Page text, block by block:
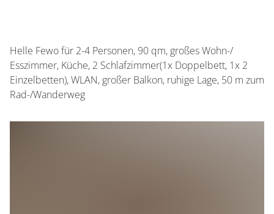
In ruhiger Lage
Helle Fewo für 2-4 Personen, 90 qm, großes Wohn-/
Esszimmer, Küche, 2 Schlafzimmer(1x Doppelbett, 1x 2
Einzelbetten), WLAN, großer Balkon, ruhige Lage, 50 m zum
Rad-/Wanderweg